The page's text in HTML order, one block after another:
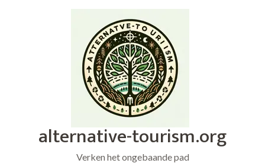
alternative-tourism.org
Verken het ongebaande pad